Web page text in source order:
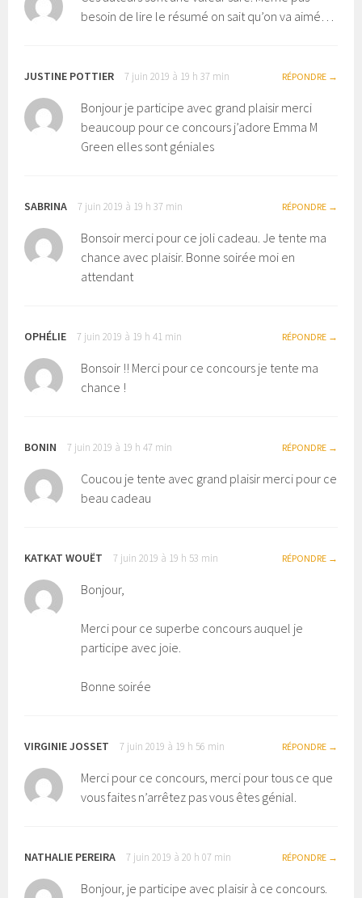
besoin de lire le résumé on sait qu’on va aimé…
JUSTINE POTTIER 7 juin 2019 à 19 h 37 min RÉPONDRE
Bonjour je participe avec grand plaisir merci
beaucoup pour ce concours j’adore Emma M
Green elles sont géniales
SABRINA 7 juin 2019 à 19 h 37 min RÉPONDRE
Bonsoir merci pour ce joli cadeau. Je tente ma
chance avec plaisir. Bonne soirée moi en
attendant
OPHÉLIE 7 juin 2019 à 19 h 41 min RÉPONDRE
Bonsoir !! Merci pour ce concours je tente ma
chance !
BONIN 7 juin 2019 à 19 h 47 min RÉPONDRE
Coucou je tente avec grand plaisir merci pour ce
beau cadeau
KATKAT WOUËT 7 juin 2019 à 19 h 53 min RÉPONDRE
Bonjour,
Merci pour ce superbe concours auquel je
participe avec joie.
Bonne soirée
VIRGINIE JOSSET 7 juin 2019 à 19 h 56 min RÉPONDRE
Merci pour ce concours, merci pour tous ce que
vous faites n’arrêtez pas vous êtes génial.
NATHALIE PEREIRA 7 juin 2019 à 20 h 07 min RÉPONDRE
Bonjour, je participe avec plaisir à ce concours.